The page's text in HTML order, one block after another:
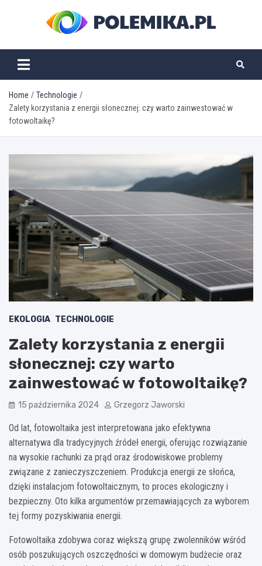
polemika.pl
Home
Technologie
Zalety korzystania z energii słonecznej: czy warto zainwestować w
fotowoltaikę?
EKOLOGIA TECHNOLOGIE
Zalety korzystania z energii
słonecznej: czy warto
zainwestować w fotowoltaikę?
15 października 2024 Grzegorz Jaworski
Od lat, fotowoltaika jest interpretowana jako efektywna
alternatywa dla tradycyjnych źródeł energii, oferując rozwiązanie
na wysokie rachunki za prąd oraz środowiskowe problemy
związane z zanieczyszczeniem. Produkcja energii ze słońca,
dzięki instalacjom fotowoltaicznym, to proces ekologiczny i
bezpieczny. Oto kilka argumentów przemawiających za wyborem
tej formy pozyskiwania energii.
Fotowoltaika zdobywa coraz większą grupę zwolenników wśród
osób poszukujących oszczędności w domowym budżecie oraz